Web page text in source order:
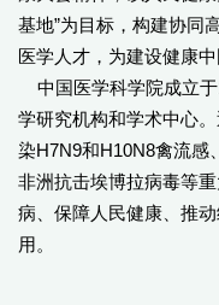
基地”为目标，构建协同
医学人才，为建设健康
中国医学科学院成立
学研究机构和学术中心
染H7N9和H10N8禽流感
非洲抗击埃博拉病毒等
病、保障人民健康、推
用。
（